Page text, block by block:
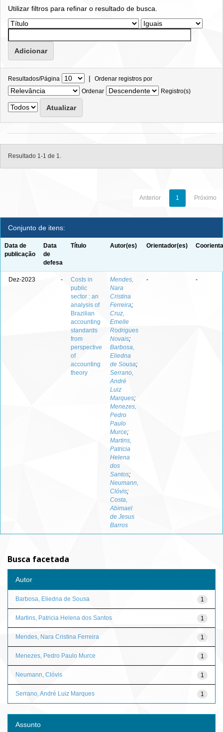
Utilizar filtros para refinar o resultado de busca.
Resultados/Página | Ordenar registros por
Ordenar
Registro(s)
Resultado 1-1 de 1.
Anterior 1 Próximo
Conjunto de itens:
Data de
publicação
Data
de
defesa
Título Autor(es) Orientador(es)
Dez-2023 -
Costs in
public
sector : an
analysis of
Brazilian
accounting
standards
from
perspective
of
accounting
theory
Mendes,
Nara
Cristina
Ferreira;
Cruz,
Emelle
Rodrigues
Novais;
Barbosa,
Eliedna
de Sousa;
Serrano,
André
Luiz
Marques;
Menezes,
Pedro
Paulo
Murce;
Martins,
Patricia
Helena
dos
Santos;
Neumann,
Clóvis;
Costa,
Abimael
de Jesus
Barros
- -
Busca facetada
Autor
1
Barbosa, Eliedna de Sousa
1
Martins, Patricia Helena dos Santos
1
Mendes, Nara Cristina Ferreira
1
Menezes, Pedro Paulo Murce
1
Neumann, Clóvis
1
Serrano, André Luiz Marques
Assunto